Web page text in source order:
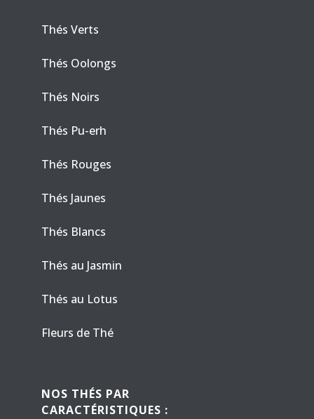
Thés Verts
Thés Oolongs
Thés Noirs
Thés Pu-erh
Thés Rouges
Thés Jaunes
Thés Blancs
Thés au Jasmin
Thés au Lotus
Fleurs de Thé
NOS THÉS PAR
CARACTÉRISTIQUES :